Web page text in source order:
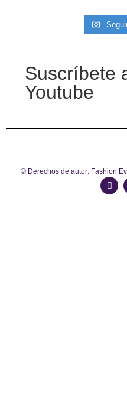
Suscríbete
Youtube
© Derechos de autor: Fashion